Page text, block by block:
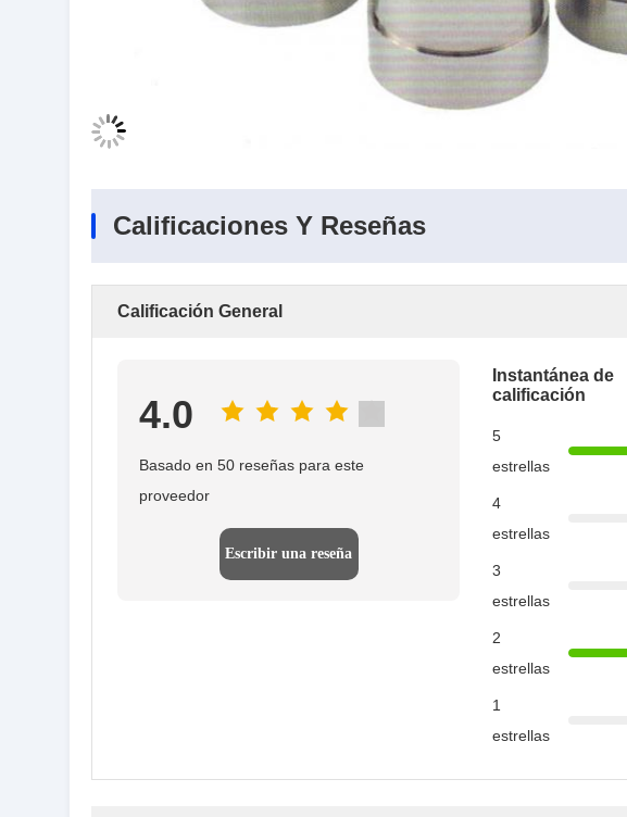
Calificaciones Y Reseñas
Calificación General
4.0
Basado en 50 reseñas para este
proveedor
Escribir una reseña
Instantánea de
calificación
5
estrellas
4
estrellas
3
estrellas
2
estrellas
1
estrellas